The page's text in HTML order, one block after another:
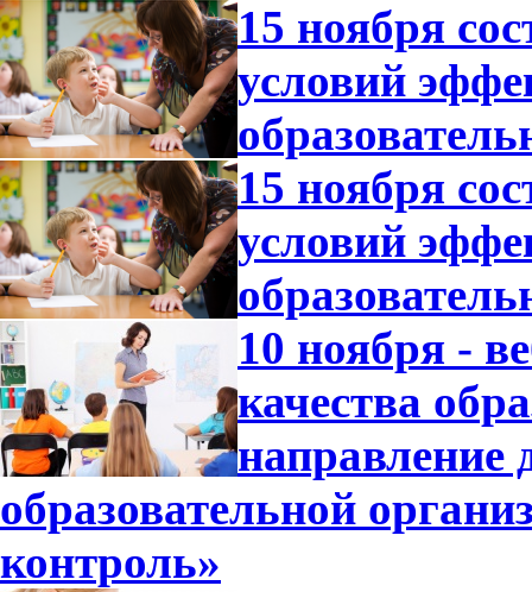
15 ноября
условий
15 ноября
условий
10 ноября -
качества
направление
образовательной
контроль»